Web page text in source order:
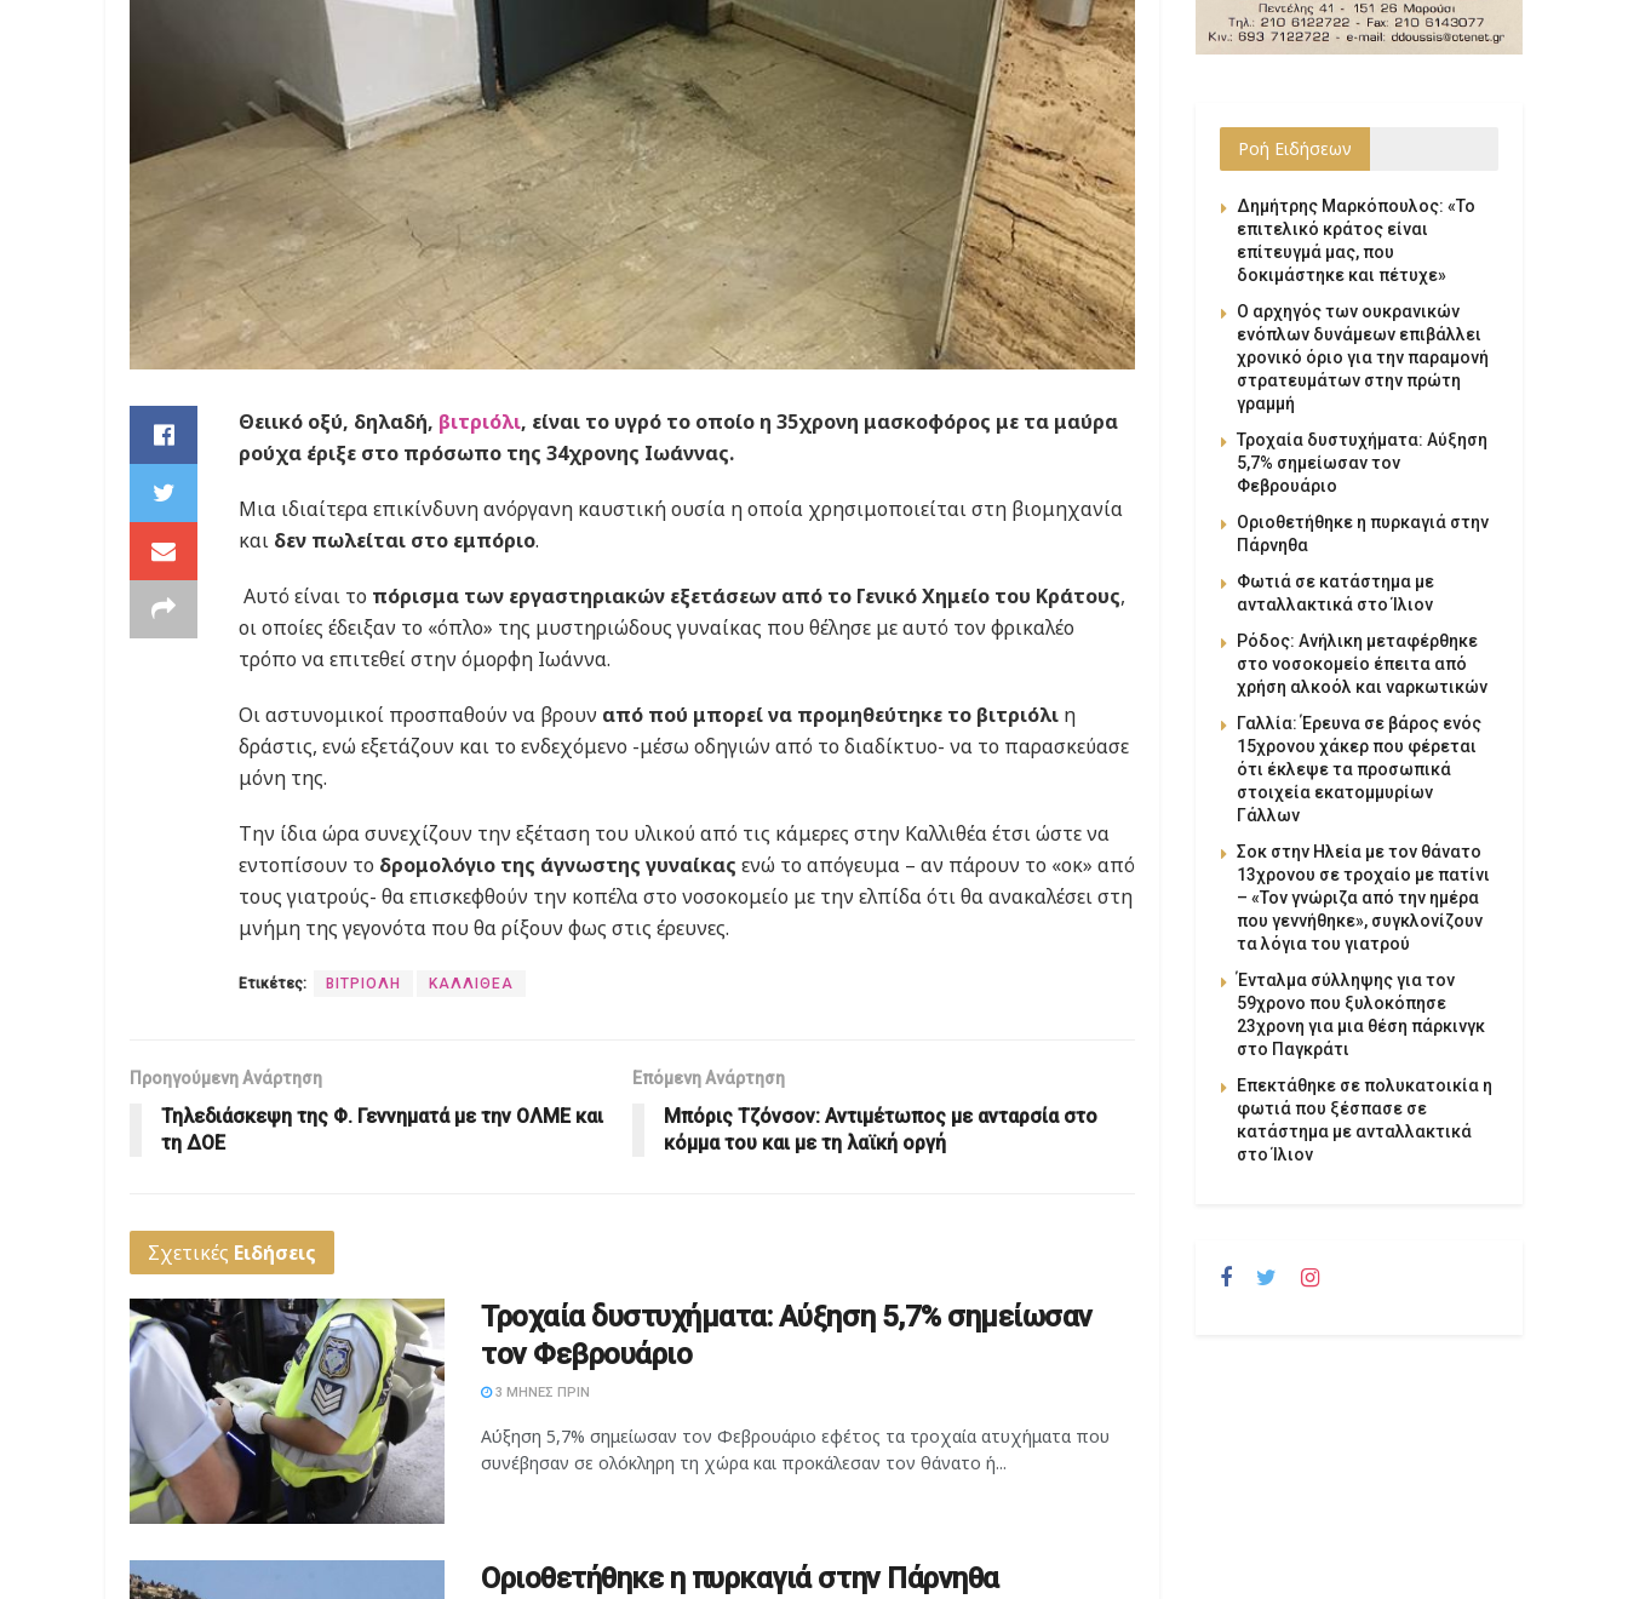
Θειικό οξύ, δηλαδή, βιτριόλι, είναι το υγρό το οποίο η 35χρονη μασκοφόρος με τα μαύρα
ρούχα έριξε στο πρόσωπο της 34χρονης Ιωάννας.
Μια ιδιαίτερα επικίνδυνη ανόργανη καυστική ουσία η οποία χρησιμοποιείται στη βιομηχανία
και δεν πωλείται στο εμπόριο.
Αυτό είναι το πόρισμα των εργαστηριακών εξετάσεων από το Γενικό Χημείο του Κράτους,
οι οποίες έδειξαν το «όπλο» της μυστηριώδους γυναίκας που θέλησε με αυτό τον φρικαλέο
τρόπο να επιτεθεί στην όμορφη Ιωάννα.
Οι αστυνομικοί προσπαθούν να βρουν από πού μπορεί να προμηθεύτηκε το βιτριόλι η
δράστις, ενώ εξετάζουν και το ενδεχόμενο -μέσω οδηγιών από το διαδίκτυο- να το παρασκεύασε
μόνη της.
Την ίδια ώρα συνεχίζουν την εξέταση του υλικού από τις κάμερες στην Καλλιθέα έτσι ώστε να
εντοπίσουν το δρομολόγιο της άγνωστης γυναίκας ενώ το απόγευμα – αν πάρουν το «οκ» από
τους γιατρούς- θα επισκεφθούν την κοπέλα στο νοσοκομείο με την ελπίδα ότι θα ανακαλέσει στη
μνήμη της γεγονότα που θα ρίξουν φως στις έρευνες.
Ετικέτες: ΒΙΤΡΙΟΛΗ ΚΑΛΛΙΘΕΑ
Προηγούμενη Ανάρτηση
Τηλεδιάσκεψη της Φ. Γεννηματά με την ΟΛΜΕ και
τη ΔΟΕ
Επόμενη Ανάρτηση
Μπόρις Τζόνσον: Αντιμέτωπος με ανταρσία στο
κόμμα του και με τη λαϊκή οργή
Σχετικές Ειδήσεις
Τροχαία δυστυχήματα: Αύξηση 5,7% σημείωσαν
τον Φεβρουάριο
3 ΜΉΝΕΣ ΠΡΙΝ
Αύξηση 5,7% σημείωσαν τον Φεβρουάριο εφέτος τα τροχαία ατυχήματα που
συνέβησαν σε ολόκληρη τη χώρα και προκάλεσαν τον θάνατο ή...
Οριοθετήθηκε η πυρκαγιά στην Πάρνηθα
Ροή Ειδήσεων
Δημήτρης Μαρκόπουλος: «Το
επιτελικό κράτος είναι
επίτευγμά μας, που
δοκιμάστηκε και πέτυχε»
Ο αρχηγός των ουκρανικών
ενόπλων δυνάμεων επιβάλλει
χρονικό όριο για την παραμονή
στρατευμάτων στην πρώτη
γραμμή
Τροχαία δυστυχήματα: Αύξηση
5,7% σημείωσαν τον
Φεβρουάριο
Οριοθετήθηκε η πυρκαγιά στην
Πάρνηθα
Φωτιά σε κατάστημα με
ανταλλακτικά στο Ίλιον
Ρόδος: Ανήλικη μεταφέρθηκε
στο νοσοκομείο έπειτα από
χρήση αλκοόλ και ναρκωτικών
Γαλλία: Έρευνα σε βάρος ενός
15χρονου χάκερ που φέρεται
ότι έκλεψε τα προσωπικά
στοιχεία εκατομμυρίων
Γάλλων
Σοκ στην Ηλεία με τον θάνατο
13χρονου σε τροχαίο με πατίνι
– «Τον γνώριζα από την ημέρα
που γεννήθηκε», συγκλονίζουν
τα λόγια του γιατρού
Ένταλμα σύλληψης για τον
59χρονο που ξυλοκόπησε
23χρονη για μια θέση πάρκινγκ
στο Παγκράτι
Επεκτάθηκε σε πολυκατοικία η
φωτιά που ξέσπασε σε
κατάστημα με ανταλλακτικά
στο Ίλιον